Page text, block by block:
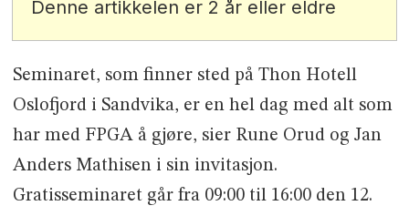
Denne artikkelen er 2 år eller eldre
Seminaret, som finner sted på Thon Hotell
Oslofjord i Sandvika, er en hel dag med alt som
har med FPGA å gjøre, sier Rune Orud og Jan
Anders Mathisen i sin invitasjon.
Gratisseminaret går fra 09:00 til 16:00 den 12.